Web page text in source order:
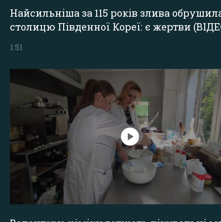
Найсильніша за 115 років злива
столицю Південної Кореї: є жертви
1:51